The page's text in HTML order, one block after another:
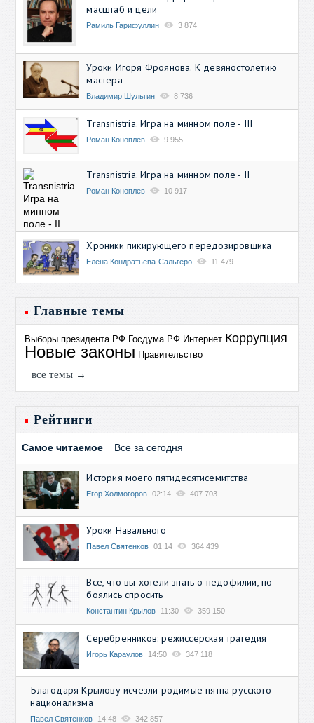
масштаб и цели
Рамиль Гарифуллин 3 874
Уроки Игоря Фроянова. К девяностолетию
мастера
Владимир Шульгин 8 736
Transnistria. Игра на минном поле - III
Роман Коноплев 9 955
Transnistria. Игра на минном поле - II
Роман Коноплев 10 917
Хроники пикирующего передозировщика
Елена Кондратьева-Сальгеро 11 479
Главные темы
Выборы президента РФ Госдума РФ Интернет Коррупция
Новые законы Правительство
все темы →
Рейтинги
Самое читаемое Все за сегодня
История моего пятидесятисемитства
Егор Холмогоров 02:14 407 703
Уроки Навального
Павел Святенков 01:14 364 439
Всё, что вы хотели знать о педофилии, но
боялись спросить
Константин Крылов 11:30 359 150
Серебренников: режиссерская трагедия
Игорь Караулов 14:50 347 118
Благодаря Крылову исчезли родимые пятна русского
национализма
Павел Святенков 14:48 342 857